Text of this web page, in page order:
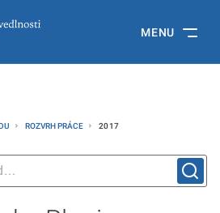
MENU
ROZVRH PRÁCE 2017